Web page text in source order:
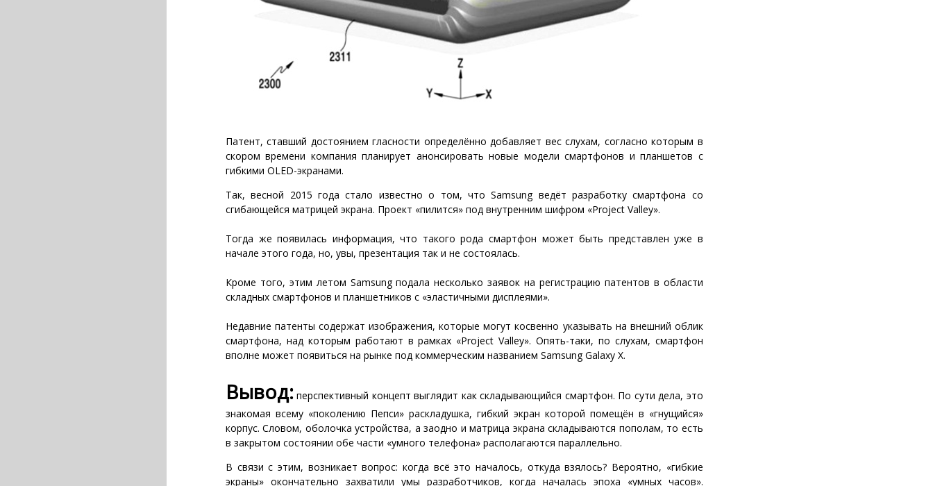
Патент, ставший достоянием гласности определённо добавляет вес слухам, согласно которым в
скором времени компания планирует анонсировать новые модели смартфонов и планшетов с
гибкими OLED-экранами.
Так, весной 2015 года стало известно о том, что Samsung ведёт разработку смартфона со
сгибающейся матрицей экрана. Проект «пилится» под внутренним шифром «Project Valley».
Тогда же появилась информация, что такого рода смартфон может быть представлен уже в
начале этого года, но, увы, презентация так и не состоялась.
Кроме того, этим летом Samsung подала несколько заявок на регистрацию патентов в области
складных смартфонов и планшетников с «эластичными дисплеями».
Недавние патенты содержат изображения, которые могут косвенно указывать на внешний облик
смартфона, над которым работают в рамках «Project Valley». Опять-таки, по слухам, смартфон
вполне может появиться на рынке под коммерческим названием Samsung Galaxy X.
Вывод: перспективный концепт выглядит как складывающийся смартфон. По сути дела, это
знакомая всему «поколению Пепси» раскладушка, гибкий экран которой помещён в «гнущийся»
корпус. Словом, оболочка устройства, а заодно и матрица экрана складываются пополам, то есть
в закрытом состоянии обе части «умного телефона» располагаются параллельно.
В связи с этим, возникает вопрос: когда всё это началось, откуда взялось? Вероятно, «гибкие
экраны» окончательно захватили умы разработчиков, когда началась эпоха «умных часов».